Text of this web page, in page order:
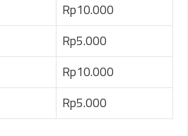
Rp10.000
Rp5.000
Rp10.000
Rp5.000